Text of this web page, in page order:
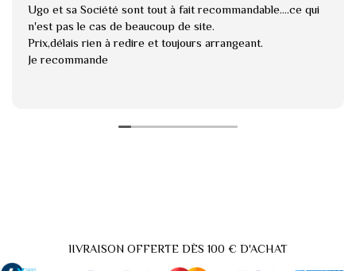
Ugo et sa Société sont tout à fait recommandable....ce qui
n'est pas le cas de beaucoup de site.
Prix,délais rien à redire et toujours arrangeant.
Je recommande
lIVRAISON OFFERTE DÈS 100 € D'ACHAT